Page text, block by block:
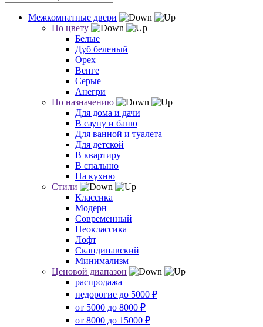
Межкомнатные двери
По цвету
Белые
Дуб беленый
Орех
Венге
Серые
Анегри
По назначению
Для дома и дачи
В сауну и баню
Для ванной и туалета
Для детской
В квартиру
В спальню
На кухню
Стили
Классика
Модерн
Современный
Неоклассика
Лофт
Скандинавский
Минимализм
Ценовой диапазон
распродажа
недорогие до 5000 ₽
от 5000 до 8000 ₽
от 8000 до 15000 ₽